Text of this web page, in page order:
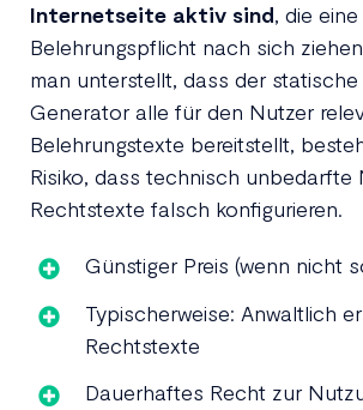
Internetseite aktiv sind, die eine
Belehrungspflicht nach sich
man unterstellt, dass der
Generator alle für den Nutzer
Belehrungstexte bereitstellt,
Risiko, dass technisch unbedarfte
Rechtstexte falsch konfigurieren.
Günstiger Preis (wenn nicht
Typischerweise: Anwaltlich
Rechtstexte
Dauerhaftes Recht zur